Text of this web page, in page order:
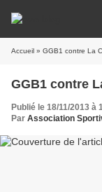
Accueil » GGB1 contre La
GGB1 contre
Publié le 18/11/2013 à
Par Association